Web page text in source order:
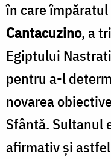
în care
Cantacuzino, a
Egiptului
pentru a-l
novarea
Sfântă. Sultanul
afirmativ şi